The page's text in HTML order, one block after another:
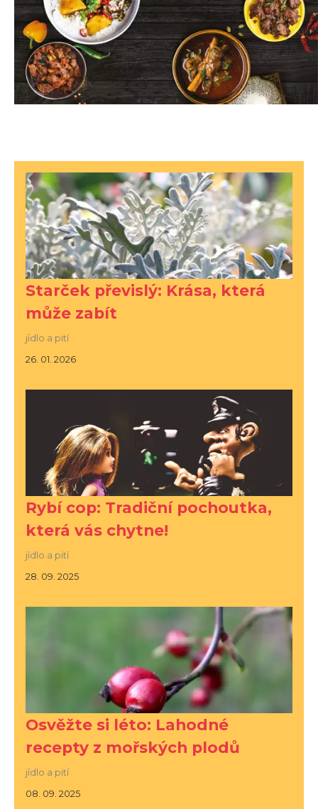
Starček převislý: Krása, která
může zabít
jídlo a pití
26. 01. 2026
Rybí cop: Tradiční pochoutka,
která vás chytne!
jídlo a pití
28. 09. 2025
Osvěžte si léto: Lahodné
recepty z mořských plodů
jídlo a pití
08. 09. 2025